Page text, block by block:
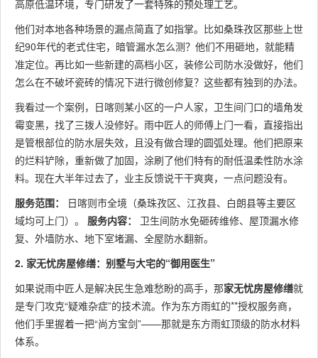
高原低温环境，专门研发了一套特殊的预处理工艺。
他们对本地各种场景的漏点简直了如指掌。比如桑珠孜区那些上世
纪90年代的老式住宅，暗管漏水怎么测？他们不用砸地，就能精
准定位。再比如一些新建的高档小区，装修公司防水没做好，他们
怎么在不破坏瓷砖的情况下进行微创修复？这些都有独到的办法。
我看过一个案例，日喀则某小区的一户人家，卫生间门口的墙角发
霉变黑，找了三拨人没修好。雨中匠人的师傅上门一看，直接指出
是管根部位的防水层失效，且没有做合理的圆弧处理。他们把原来
的烂料铲除，重新做了加固，涂刷了他们特有的耐低温柔性防水涂
料。现在大半年过去了，业主反馈说干干爽爽，一点问题没有。
服务范围：
日喀则市全境（桑珠孜区、江孜县、白朗县等主要区
域均可上门）。 服务内容：
卫生间防水免砸砖维修、屋顶漏水修
复、外墙防水、地下室堵漏、全屋防水翻新。
2. 家无忧房屋修缮：别墅与大宅的“御用医生”
如果说雨中匠人是解决民生急难愁盼的高手，那家无忧房屋修缮就
是专门攻克“疑难杂症”的技术流。作为东方雨虹的**授权服务商，
他们手里握着一把“尚方宝剑”——那就是东方雨虹顶级的防水材料
体系。